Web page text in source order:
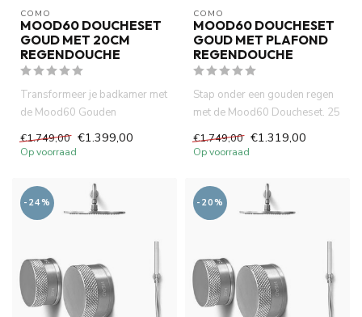
COMO
MOOD60 DOUCHESET
GOUD MET 20CM
REGENDOUCHE
Transformeer je badkamer met
de Mood60 Gouden
Doucheset. Geniet van een luxe
20 ...
€1.749,00 €1.399,00
Op voorraad
COMO
MOOD60 DOUCHESET
GOUD MET PLAFOND
REGENDOUCHE
Stap onder een gouden regen
met de Mood60 Doucheset. 25
cm regendouche en thermo...
€1.749,00 €1.319,00
Op voorraad
-24% -20%